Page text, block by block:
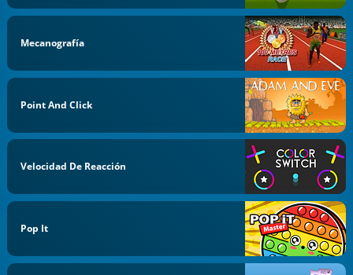
Mecanografía
Point And Click
Velocidad De Reacción
Pop It